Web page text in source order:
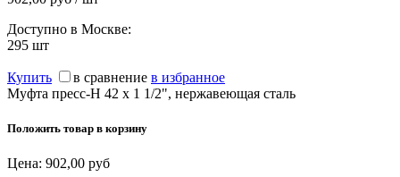
Доступно в Москве:
295 шт
Купить в сравнение в избранное
Муфта пресс-Н 42 х 1 1/2", нержавеющая сталь
Положить товар в корзину
Цена: 902,00 руб